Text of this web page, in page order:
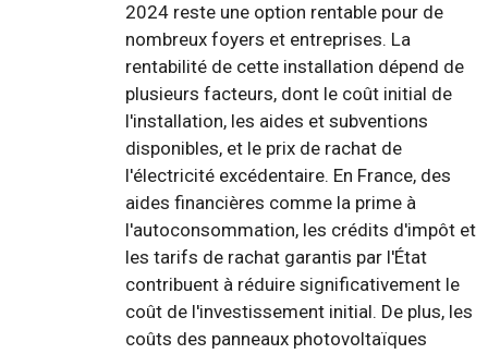
2024 reste une option rentable pour de
nombreux foyers et entreprises. La
rentabilité de cette installation dépend de
plusieurs facteurs, dont le coût initial de
l'installation, les aides et subventions
disponibles, et le prix de rachat de
l'électricité excédentaire. En France, des
aides financières comme la prime à
l'autoconsommation, les crédits d'impôt et
les tarifs de rachat garantis par l'État
contribuent à réduire significativement le
coût de l'investissement initial. De plus, les
coûts des panneaux photovoltaïques